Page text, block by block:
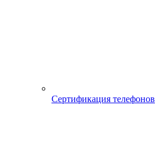
Сертификация телефонов